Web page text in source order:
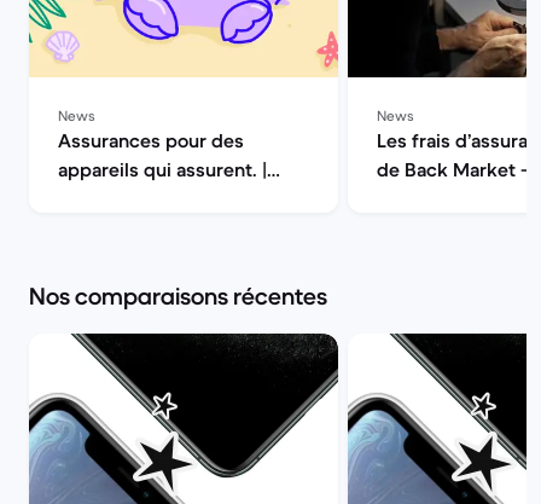
News
Assurances pour des
appareils qui assurent. |
News
Les frais
de Back Market
Nos comparaisons récentes